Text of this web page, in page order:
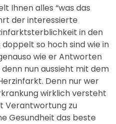
Ihnen alles “was das
der interessierte
in den
so hoch sind wie in
wie er Antworten
nun aussieht mit dem
Denn nur wer
wirklich versteht
Verantwortung zu
Gesundheit das beste